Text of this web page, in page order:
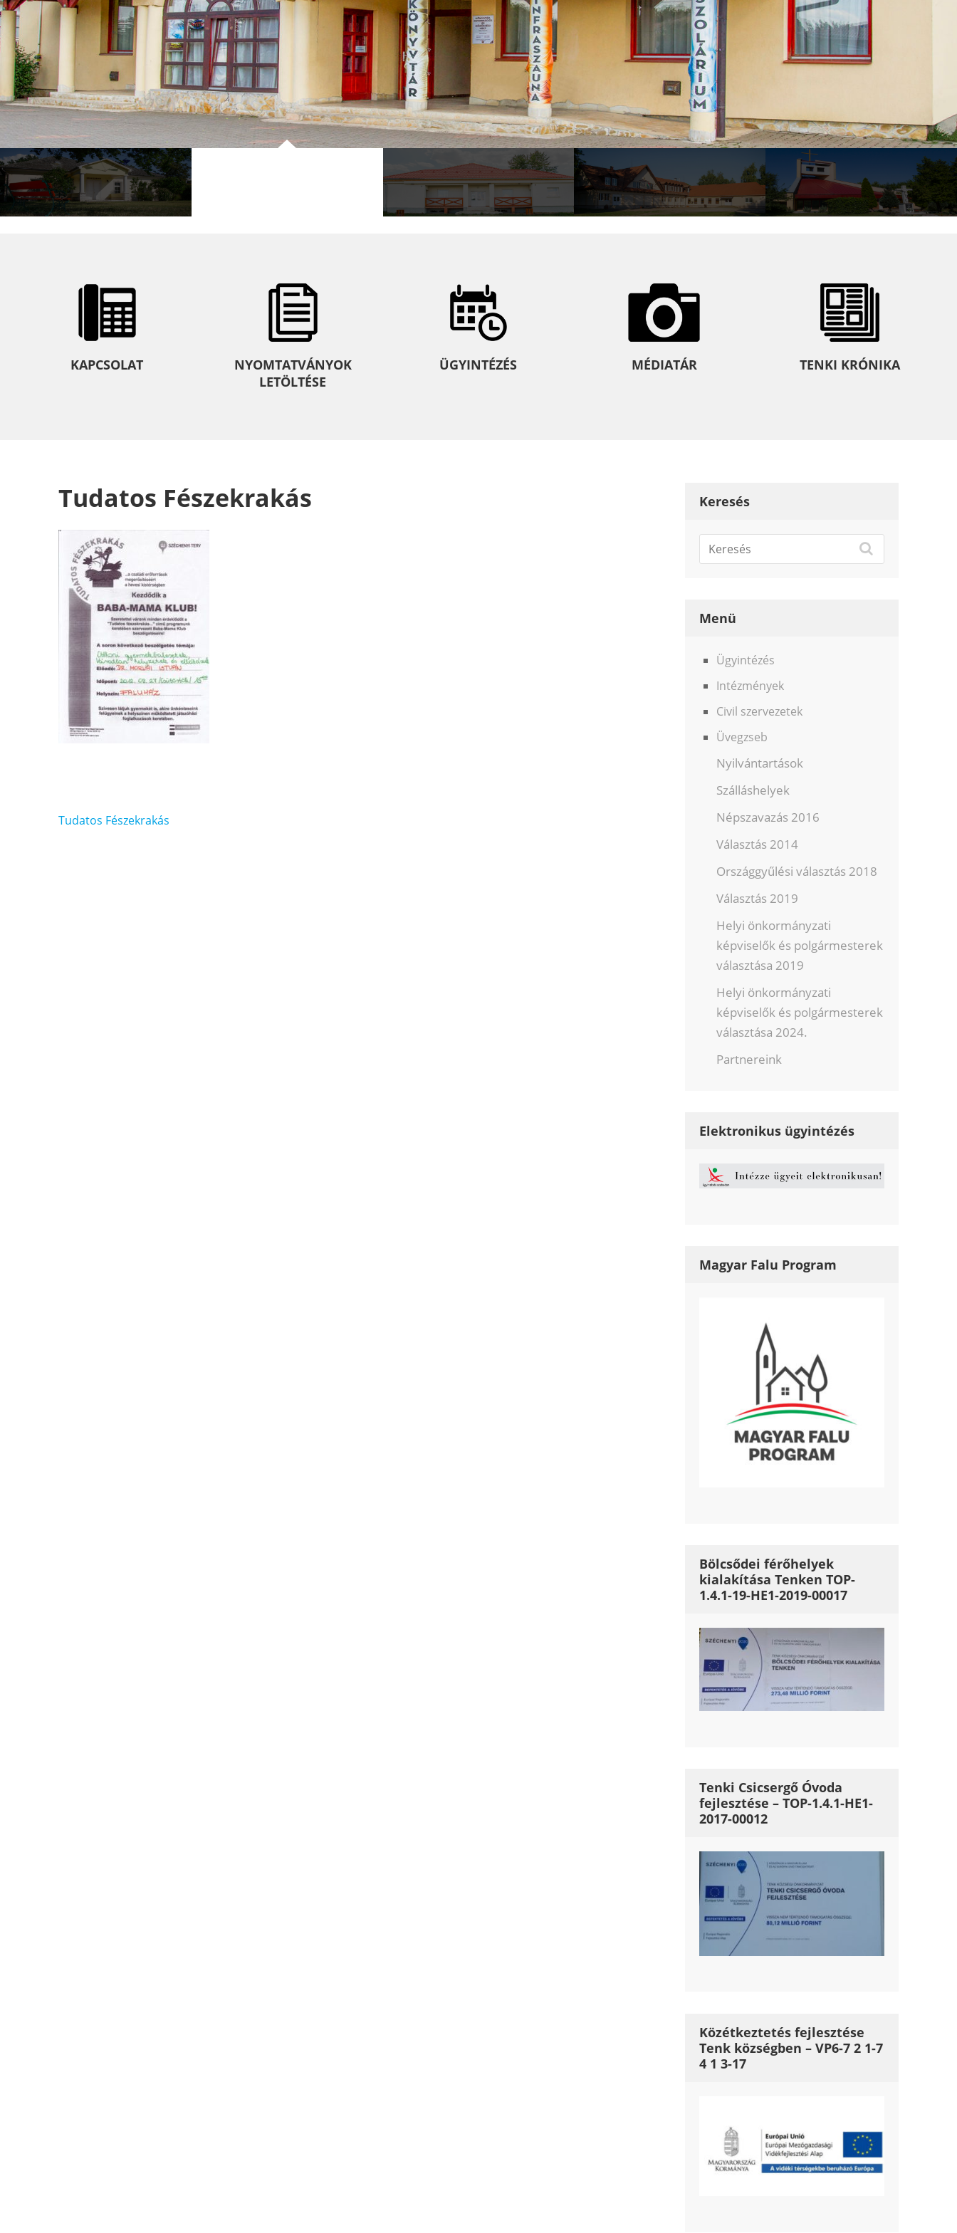
KAPCSOLAT
NYOMTATVÁNYOK
LETÖLTÉSE
ÜGYINTÉZÉS MÉDIATÁR TENKI KRÓNIKA
Tudatos Fészekrakás
Bejegyzés
Tudatos Fészekrakás
Keresés
Menü
Ügyintézés
Intézmények
Civil szervezetek
Üvegzseb
Nyilvántartások
Szálláshelyek
Népszavazás 2016
Választás 2014
Országgyűlési választás 2018
Választás 2019
Helyi önkormányzati
képviselők és polgármesterek
választása 2019
Helyi önkormányzati
képviselők és polgármesterek
választása 2024.
Partnereink
Elektronikus ügyintézés
Magyar Falu Program
Bölcsődei férőhelyek
kialakítása Tenken TOP-
1.4.1-19-HE1-2019-00017
Tenki Csicsergő Óvoda
fejlesztése – TOP-1.4.1-HE1-
2017-00012
Közétkeztetés fejlesztése
Tenk községben – VP6-7 2 1-7
4 1 3-17